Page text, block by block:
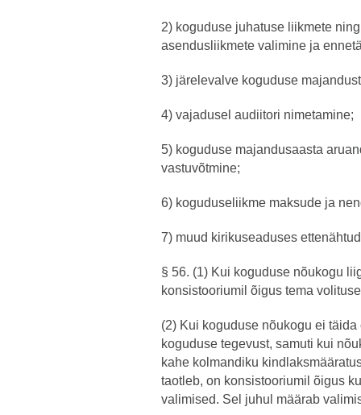
2) koguduse juhatuse liikmete
asendusliikmete valimine ja
3) järelevalve koguduse
4) vajadusel audiitori nimetamine;
5) koguduse majandusaasta
vastuvõtmine;
6) koguduseliikme maksude ja
7) muud kirikuseaduses
§ 56. (1) Kui koguduse nõukogu
konsistooriumil õigus tema
(2) Kui koguduse nõukogu ei
koguduse tegevust, samuti kui
kahe kolmandiku
taotleb, on konsistooriumil õigus
valimised. Sel juhul määrab